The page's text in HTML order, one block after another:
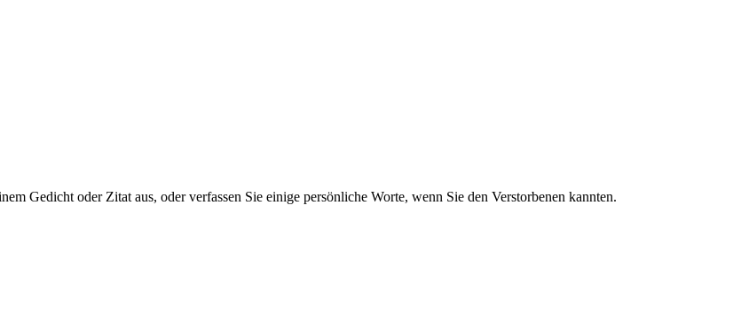
Gedicht oder Zitat aus, oder verfassen Sie einige persönliche Worte, wenn Sie den Verstorbenen kannten.